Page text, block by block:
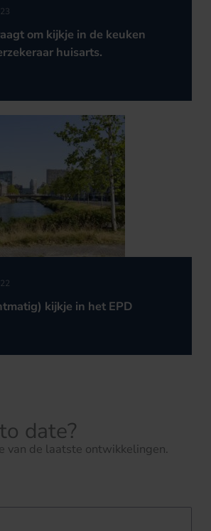
om kijkje in de keuken
huisarts.
kijkje in het EPD
date?
van de laatste ontwikkelingen.